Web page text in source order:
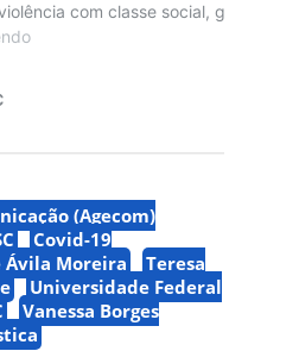
(Agecom)
Covid-19
Ávila Moreira
Teresa
Universidade Federal
Vanessa Borges